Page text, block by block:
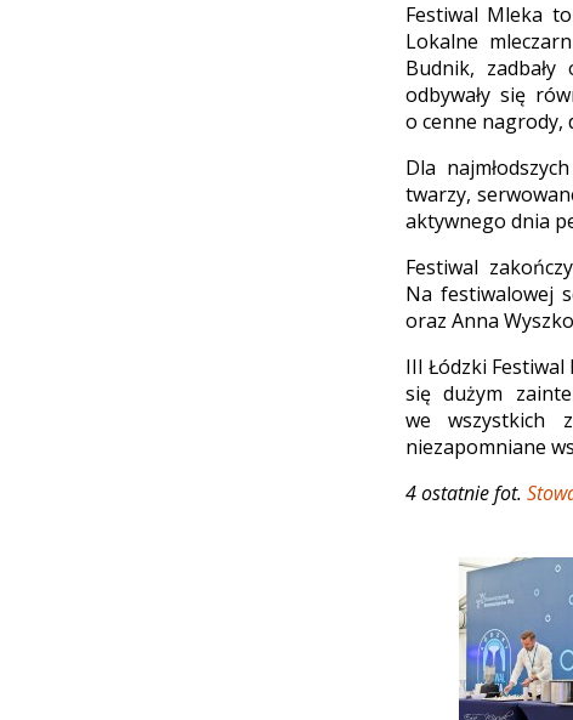
Festiwal Mleka
Lokalne
Budnik,
odbywały się
o cenne nagrody,
Dla
twarzy,
aktywnego dnia
Festiwal
Na festiwalowej
oraz Anna
III Łódzki
się dużym
we wszystkich
niezapomniane
4 ostatnie fot.